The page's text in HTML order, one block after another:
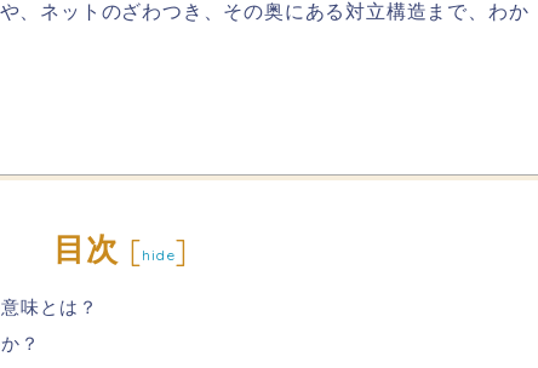
、ネットのざわつき、その奥にある対立構造まで、わか
目次 [hide]
味とは？
？